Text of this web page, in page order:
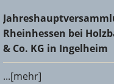
Rheinhessen bei
Co. KG in Ingelheim
Rheinhessen bei
& Co. KG in Ingelheim
...[mehr]